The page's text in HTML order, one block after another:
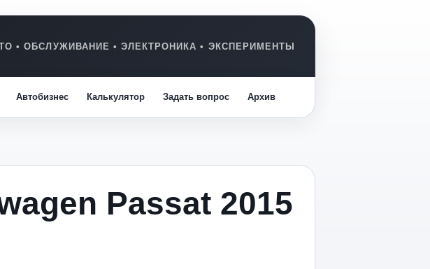
Автобизнес Калькулятор Задать вопрос Архив
Passat 2015